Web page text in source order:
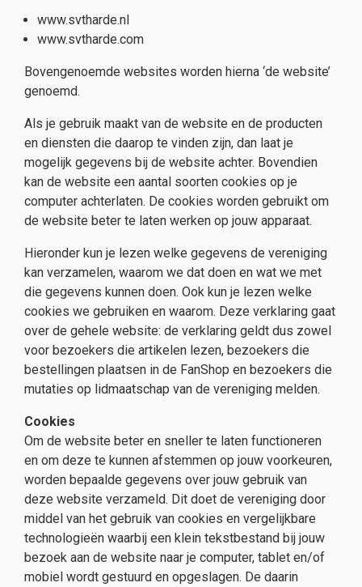
www.svtharde.nl
www.svtharde.com
Bovengenoemde websites worden hierna ‘de website’
genoemd.
Als je gebruik maakt van de website en de producten
en diensten die daarop te vinden zijn, dan laat je
mogelijk gegevens bij de website achter. Bovendien
kan de website een aantal soorten cookies op je
computer achterlaten. De cookies worden gebruikt om
de website beter te laten werken op jouw apparaat.
Hieronder kun je lezen welke gegevens de vereniging
kan verzamelen, waarom we dat doen en wat we met
die gegevens kunnen doen. Ook kun je lezen welke
cookies we gebruiken en waarom. Deze verklaring gaat
over de gehele website: de verklaring geldt dus zowel
voor bezoekers die artikelen lezen, bezoekers die
bestellingen plaatsen in de FanShop en bezoekers die
mutaties op lidmaatschap van de vereniging melden.
Cookies
Om de website beter en sneller te laten functioneren
en om deze te kunnen afstemmen op jouw voorkeuren,
worden bepaalde gegevens over jouw gebruik van
deze website verzameld. Dit doet de vereniging door
middel van het gebruik van cookies en vergelijkbare
technologieën waarbij een klein tekstbestand bij jouw
bezoek aan de website naar je computer, tablet en/of
mobiel wordt gestuurd en opgeslagen. De daarin